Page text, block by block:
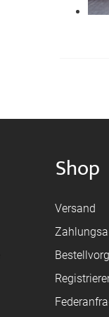
Shop
Versand